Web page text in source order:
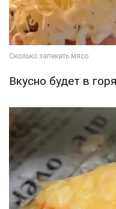
Вкусно будет в